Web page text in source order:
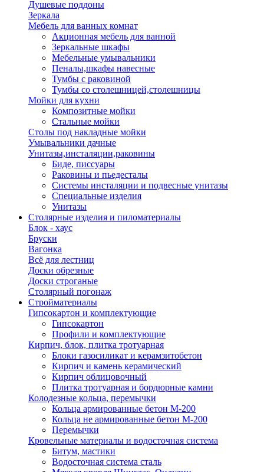
Душевые поддоны
Зеркала
Мебель для ванных комнат
Акционная мебель для ванной
Зеркальные шкафы
Мебельные умывальники
Пеналы,шкафы навесные
Тумбы с раковиной
Тумбы со столешницей,столешницы
Мойки для кухни
Композитные мойки
Стальные мойки
Столы под накладные мойки
Умывальники дачные
Унитазы,инсталяции,раковины
Биде, писсуары
Раковины и пьедесталы
Системы инсталяции и подвесные унитазы
Специальные изделия
Унитазы
Столярные изделия и пиломатериалы
Блок - хаус
Бруски
Вагонка
Всё для лестниц
Доски обрезные
Доски строганые
Столярный погонаж
Стройматериалы
Гипсокартон и комплектующие
Гипсокартон
Профили и комплектующие
Кирпич, блок, плитка тротуарная
Блоки газосиликат и керамзитобетон
Кирпич и камень керамический
Кирпич облицовочный
Плитка тротуарная и бордюрные камни
Колодезные кольца, перемычки
Кольца армированные бетон М-200
Кольца не армированные бетон М-200
Перемычки
Кровельные материалы и водосточная система
Битум, мастики
Водосточная система сталь